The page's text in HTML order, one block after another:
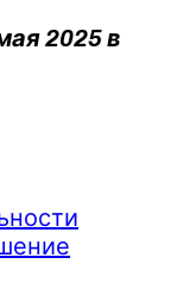
2025 в